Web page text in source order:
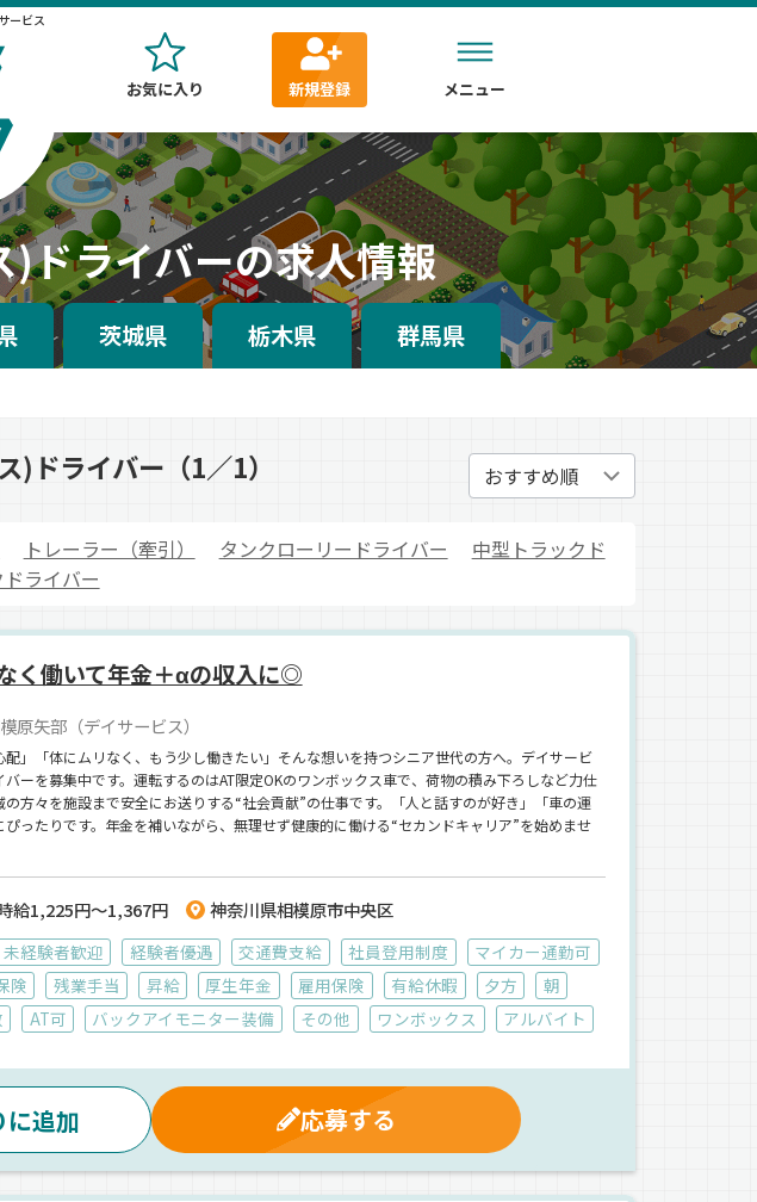
ービス
お気に入り 新規登録 メニュー
ドライバーの求人情報
茨城県 栃木県 群馬県
)ドライバー（1／1）
トレーラー（牽引） タンクローリードライバー
中型トラックド
ライバー
く働いて年金＋αの収入に◎
原矢部（デイサービス）
配」「体にムリなく、もう少し働きたい」そんな想いを持つシニア世代の方へ。デイサービ
バーを募集中です。運転するのはAT限定OKのワンボックス車で、荷物の積み下ろしなど力仕
方々を施設まで安全にお送りする“社会貢献”の仕事です。「人と話すのが好き」「車の運
ったりです。年金を補いながら、無理せず健康的に働ける“セカンドキャリア”を始めませ
給1,225円～1,367円 神奈川県相模原市中央区
未経験者歓迎 経験者優遇 交通費支給 社員登用制度
マイカー通勤可
険 残業手当 昇給 厚生年金 雇用保険 有給休暇 夕方
朝
AT可 バックアイモニター装備 その他 ワンボックス アルバイト
に追加 応募する